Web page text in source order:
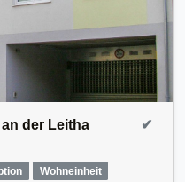
der Leitha
Wohneinheit
✔